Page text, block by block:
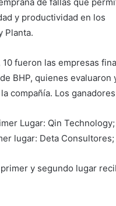
de fallas que
y productividad en los
Planta.
10 fueron las empresas
BHP, quienes
compañía. Los
Lugar: Qin
lugar: Deta
y segundo lugar